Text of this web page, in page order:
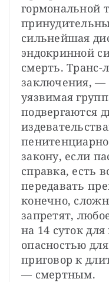
гормональной
сильнейшая
эндокринной
смерть.
заключения, —
уязвимая
подвергаются
закону, если
справка, есть
передавать
конечно,
запретят,
на 14 суток
опасностью
приговор к
— смертным.